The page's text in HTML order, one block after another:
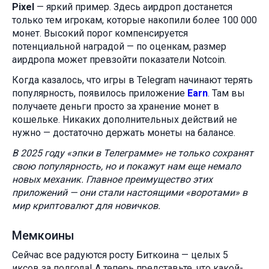
Pixel — яркий пример. Здесь аирдроп достанется
только тем игрокам, которые накопили более 100 000
монет. Высокий порог компенсируется
потенциальной наградой — по оценкам, размер
аирдропа может превзойти показатели Notcoin.
Когда казалось, что игры в Telegram начинают терять
популярность, появилось приложение Earn. Там вы
получаете деньги просто за хранение монет в
кошельке. Никаких дополнительных действий не
нужно — достаточно держать монеты на балансе.
В 2025 году «эпки в Телеграмме» не только сохранят
свою популярность, но и покажут нам еще немало
новых механик. Главное преимущество этих
приложений — они стали настоящими «воротами» в
мир криптовалют для новичков.
Мемкоины
Сейчас все радуются росту Биткоина — целых 5